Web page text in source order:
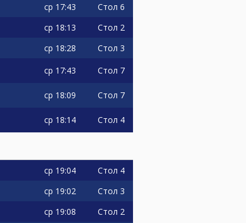
ср 17:43 Стол 6
ср 18:13 Стол 2
ср 18:28 Стол 3
ср 17:43 Стол 7
ср 18:09 Стол 7
ср 18:14 Стол 4
ср 19:04 Стол 4
ср 19:02 Стол 3
ср 19:08 Стол 2